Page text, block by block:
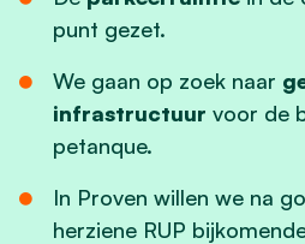
punt gezet.
We gaan op zoek naar
infrastructuur voor de
petanque.
In Proven willen we na
herziene RUP